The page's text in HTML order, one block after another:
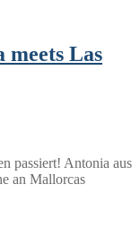
Las
passiert! Antonia aus
an Mallorcas